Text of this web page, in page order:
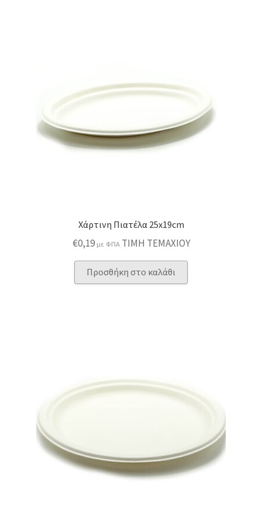
Χάρτινη Πιατέλα 25x19cm
€0,19 με ΦΠΑ ΤΙΜΗ ΤΕΜΑΧΙΟΥ
Προσθήκη στο καλάθι